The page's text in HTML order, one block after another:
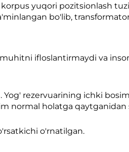
yuqori pozitsionlash
bo'lib,
ifloslantirmaydi va
rezervuarining ichki
normal holatga
o'rnatilgan.